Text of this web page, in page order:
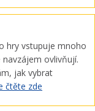
hry vstupuje mnoho
ovlivňují.
jak vybrat
čtěte zde